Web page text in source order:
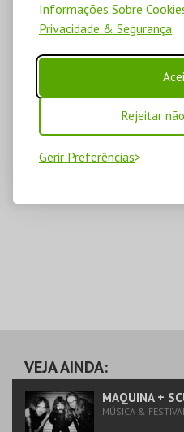
Informações Sobre
Privacidade & Segurança.
Rejeitar
Gerir Preferências
VEJA AINDA:
MAQUINA +
MÚSICA &